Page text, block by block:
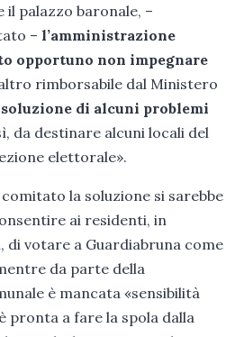
palazzo baronale, –
– l’amministrazione
opportuno non impegnare
rimborsabile dal Ministero
di alcuni problemi
da destinare alcuni locali del
elettorale».
la soluzione si sarebbe
ai residenti, in
di votare a Guardiabruna come
da parte della
è mancata «sensibilità
pronta a fare la spola dalla